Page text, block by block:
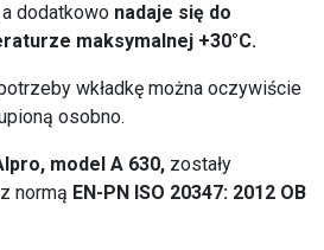
a dodatkowo nadaje się do
maksymalnej +30°C.
wkładkę można oczywiście
osobno.
model A 630, zostały
normą EN-PN ISO 20347: 2012 OB